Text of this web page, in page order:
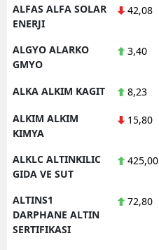
ALFAS ALFA SOLAR
ENERJI
42,08
ALGYO ALARKO
GMYO
3,40
ALKA ALKIM KAGIT 8,23
ALKIM ALKIM
KIMYA
15,80
ALKLC ALTINKILIC
GIDA VE SUT
425,00
ALTINS1
DARPHANE ALTIN
SERTIFIKASI
72,80